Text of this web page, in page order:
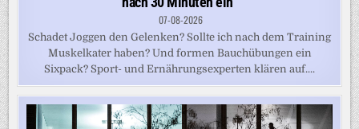
07-08-2026
Schadet Joggen den Gelenken? Sollte ich nach dem Training
Muskelkater haben? Und formen Bauchübungen ein
Sixpack? Sport- und Ernährungsexperten klären auf....